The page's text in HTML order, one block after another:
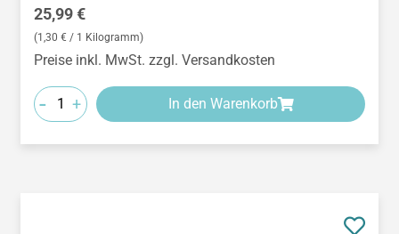
Regulärer Preis:
25,99 €
(1,30 € / 1 Kilogramm)
Preise inkl. MwSt. zzgl. Versandkosten
- + In den Warenkorb